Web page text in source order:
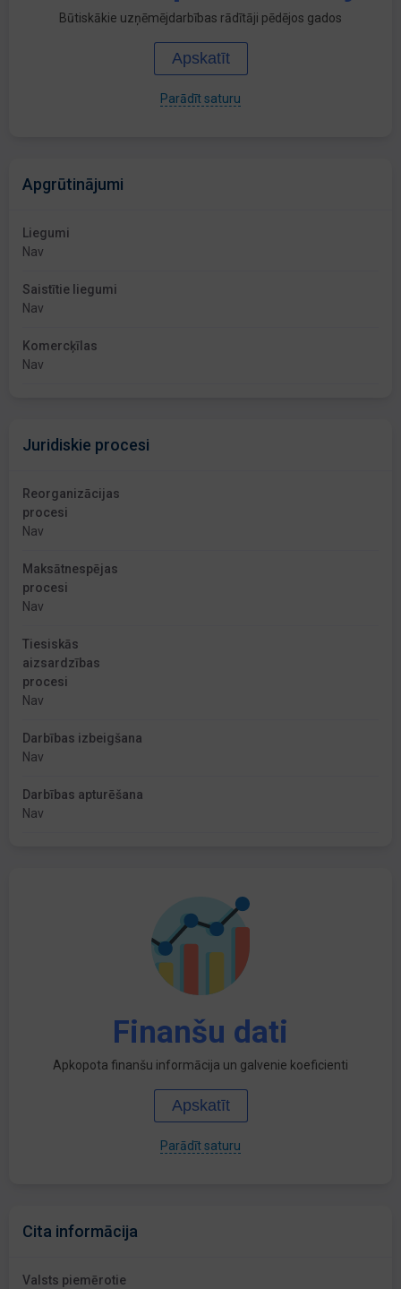
Būtiskākie uzņēmējdarbības rādītāji pēdējos gados
Apskatīt
Parādīt saturu
Apgrūtinājumi
Liegumi
Nav
Saistītie liegumi
Nav
Komercķīlas
Nav
Juridiskie procesi
Reorganizācijas
procesi
Nav
Maksātnespējas
procesi
Nav
Tiesiskās
aizsardzības
procesi
Nav
Darbības izbeigšana
Nav
Darbības apturēšana
Nav
Finanšu dati
Apkopota finanšu informācija un galvenie koeficienti
Apskatīt
Parādīt saturu
Cita informācija
Valsts piemērotie